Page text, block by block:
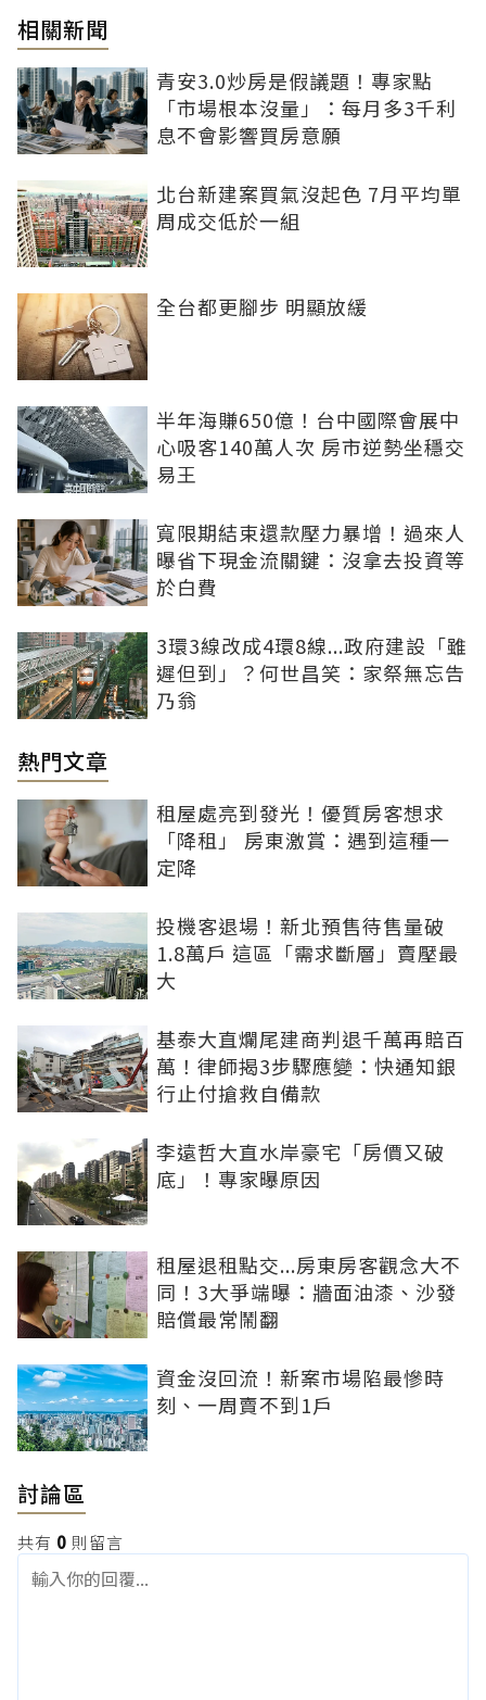
相關新聞
青安3.0炒房是假議題！專家點
「市場根本沒量」：每月多3千利
息不會影響買房意願
北台新建案買氣沒起色 7月平均單
周成交低於一組
全台都更腳步 明顯放緩
半年海賺650億！台中國際會展中
心吸客140萬人次 房市逆勢坐穩交
易王
寬限期結束還款壓力暴增！過來人
曝省下現金流關鍵：沒拿去投資等
於白費
3環3線改成4環8線...政府建設「雖
遲但到」？何世昌笑：家祭無忘告
乃翁
熱門文章
租屋處亮到發光！優質房客想求
「降租」 房東激賞：遇到這種一
定降
投機客退場！新北預售待售量破
1.8萬戶 這區「需求斷層」賣壓最
大
基泰大直爛尾建商判退千萬再賠百
萬！律師揭3步驟應變：快通知銀
行止付搶救自備款
李遠哲大直水岸豪宅「房價又破
底」！專家曝原因
租屋退租點交...房東房客觀念大不
同！3大爭端曝：牆面油漆、沙發
賠償最常鬧翻
資金沒回流！新案市場陷最慘時
刻、一周賣不到1戶
討論區
共有 0 則留言